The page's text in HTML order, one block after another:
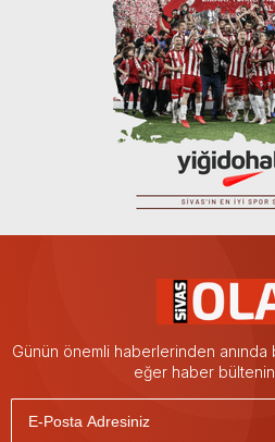
Günün önemli haberlerinden anında
eğer haber